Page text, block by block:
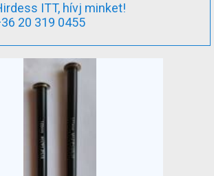
ITT, hívj minket!
20 319 0455